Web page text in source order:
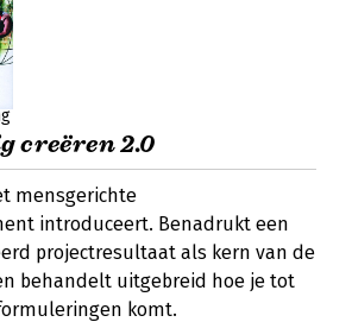
creëren 2.0
mensgerichte
introduceert. Benadrukt een
projectresultaat als kern van de
behandelt uitgebreid hoe je tot
komt.